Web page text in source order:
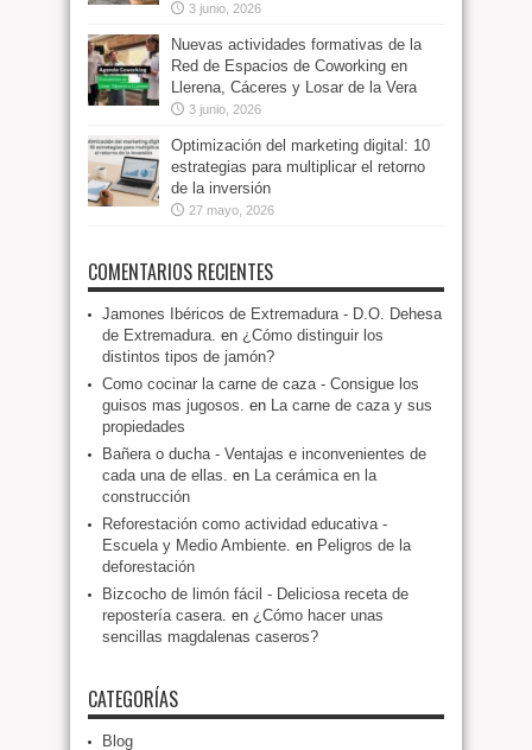
3 junio, 2026
Nuevas actividades formativas de la
Red de Espacios de Coworking en
Llerena, Cáceres y Losar de la Vera
3 junio, 2026
Optimización del marketing digital: 10
estrategias para multiplicar el retorno
de la inversión
27 mayo, 2026
COMENTARIOS RECIENTES
Jamones Ibéricos de Extremadura - D.O. Dehesa
de Extremadura. en ¿Cómo distinguir los
distintos tipos de jamón?
Como cocinar la carne de caza - Consigue los
guisos mas jugosos. en La carne de caza y sus
propiedades
Bañera o ducha - Ventajas e inconvenientes de
cada una de ellas. en La cerámica en la
construcción
Reforestación como actividad educativa -
Escuela y Medio Ambiente. en Peligros de la
deforestación
Bizcocho de limón fácil - Deliciosa receta de
repostería casera. en ¿Cómo hacer unas
sencillas magdalenas caseros?
CATEGORÍAS
Blog